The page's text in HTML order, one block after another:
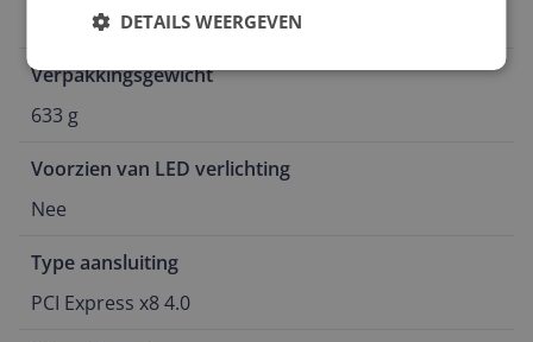
Verpakkingsgewicht
633 g
Voorzien van LED verlichting
Nee
Type aansluiting
PCI Express x8 4.0
DETAILS WEERGEVEN